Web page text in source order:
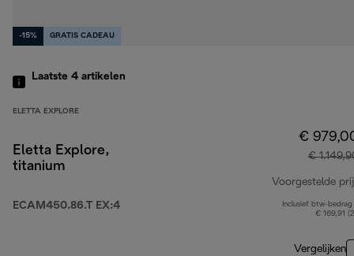
-15% GRATIS CADEAU
Laatste 4 artikelen
ELETTA EXPLORE
Eletta Explore,
titanium
ECAM450.86.T EX:4
€
€
Voorgestelde
Inclusief btw-bedrag
€ 169,91
Vergelijken